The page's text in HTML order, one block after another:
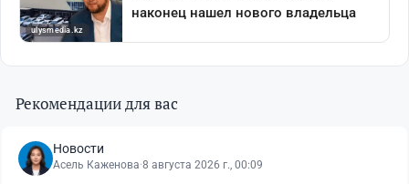
Рекомендации для вас
Новости
Асель Каженова·8 августа 2026 г., 00:09